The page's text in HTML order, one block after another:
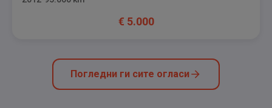
€ 5.000
Погледни ги сите огласи